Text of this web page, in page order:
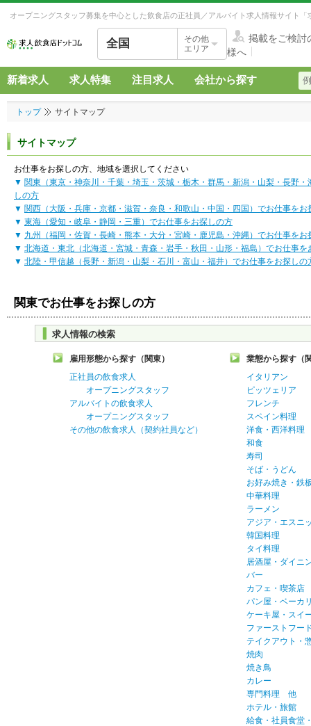
オープニングスタッフ募集を中心とした飲食店の正社員／アルバイト求人情報サイト
全国
その他
エリア
掲載をご検討
様へ
新着求人 求人特集 注目求人 会社から探す
トップ サイトマップ
サイトマップ
お仕事をお探しの方、地域を選択してください
▼ 関東（東京・神奈川・千葉・埼玉・茨城・栃木・群馬・新潟・山梨・長野
しの方
▼ 関西（大阪・兵庫・京都・滋賀・奈良・和歌山・中国・四国）でお仕事をお
▼ 東海（愛知・岐阜・静岡・三重）でお仕事をお探しの方
▼ 九州（福岡・佐賀・長崎・熊本・大分・宮崎・鹿児島・沖縄）でお仕事をお
▼ 北海道・東北（北海道・宮城・青森・岩手・秋田・山形・福島）でお仕事を
▼ 北陸・甲信越（長野・新潟・山梨・石川・富山・福井）でお仕事をお探しの
関東でお仕事をお探しの方
求人情報の検索
雇用形態から探す（関東）
正社員の飲食求人
オープニングスタッフ
アルバイトの飲食求人
オープニングスタッフ
その他の飲食求人（契約社員など）
業態から探す（
イタリアン
ピッツェリア
フレンチ
スペイン料理
洋食・西洋料理
和食
寿司
そば・うどん
お好み焼き・鉄
中華料理
ラーメン
アジア・エスニ
韓国料理
タイ料理
居酒屋・ダイニ
バー
カフェ・喫茶店
パン屋・ベーカ
ケーキ屋・スイ
ファーストフー
テイクアウト・
焼肉
焼き鳥
カレー
専門料理 他
ホテル・旅館
給食・社員食堂